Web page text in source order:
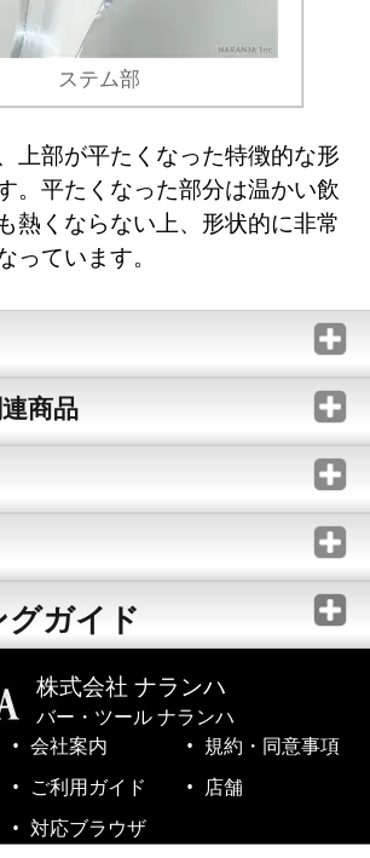
ステム部
上部が平たくなった特徴的な形
。平たくなった部分は温かい飲
熱くならない上、形状的に非常
っています。
商品
ガイド
株式会社 ナランハ
バー・ツール ナランハ
会社案内
規約・同意事項
ご利用ガイド
店舗
対応ブラウザ